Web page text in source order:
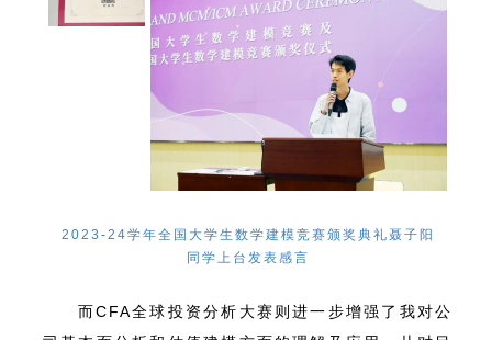
2023-24学年全国大学生数学建模竞赛颁奖典礼聂子阳
同学上台发表感言
而CFA全球投资分析大赛则进一步增强了我对公